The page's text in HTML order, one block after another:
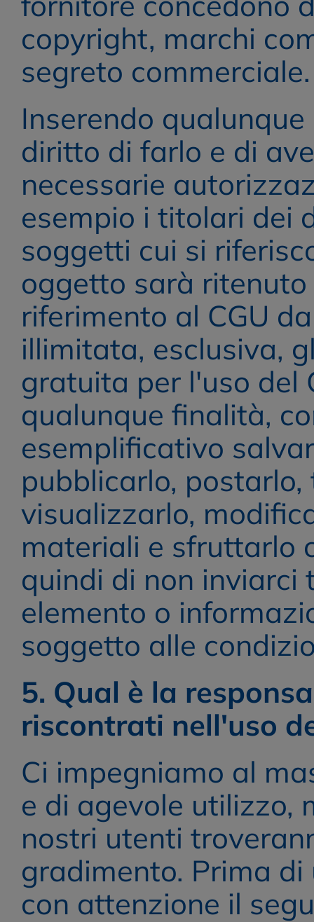
copyright, marchi
segreto
Inserendo
diritto di farlo e di
necessarie
esempio i titolari dei
soggetti cui si
oggetto sarà
riferimento al CGU
illimitata, esclusiva,
gratuita per l'uso del
qualunque finalità,
esemplificativo
pubblicarlo,
visualizzarlo,
materiali e sfruttarlo
quindi di non inviarci
elemento o
soggetto alle
5. Qual è la
riscontrati nell'uso
Ci impegniamo al
e di agevole utilizzo,
nostri utenti
gradimento. Prima
con attenzione il